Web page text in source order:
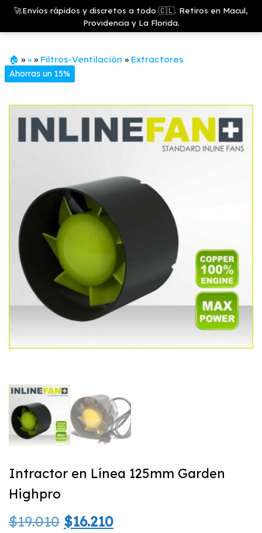
Saltar
contenido
🚀Envíos rápidos y discretos a todo 🇨🇱. Retiros en Macul,
Providencia y La Florida.
Growshop
& LED
Store
🏠 » » » Filtros-Ventilación » Extractores
Ahorras un 15%
Intractor en Línea 125mm Garden
Highpro
$19.010 El
$16.210El